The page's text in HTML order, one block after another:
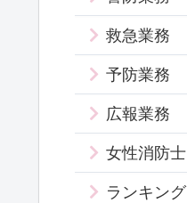
救急業務
予防業務
広報業務
女性消防士
ランキング